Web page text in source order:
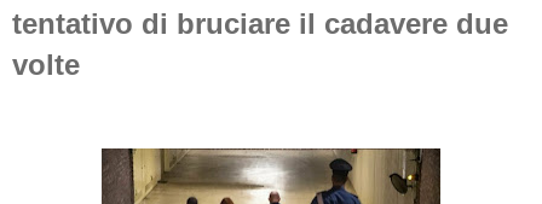
tentativo di bruciare il cadavere due
volte